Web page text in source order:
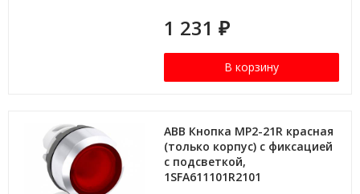
1 231₽
В корзину
ABB Кнопка MP2-21R красная
(только корпус) с фиксацией
с подсветкой,
1SFA611101R2101